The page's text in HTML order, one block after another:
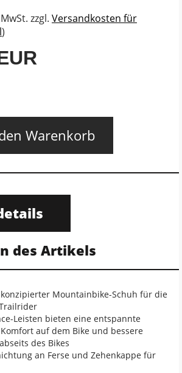
zzgl. Versandkosten für
)
Warenkorb
des Artikels
Mountainbike-Schuh für die
Leisten bieten eine entspannte
auf dem Bike und bessere
des Bikes
an Ferse und Zehenkappe für